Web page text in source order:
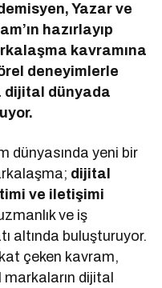
Yazar ve
hazırlayıp
kavramına
deneyimlerle
dijital dünyada
dünyasında yeni bir
dijital
ve iletişimi
ve iş
altında buluşturuyor.
çeken kavram,
dijital